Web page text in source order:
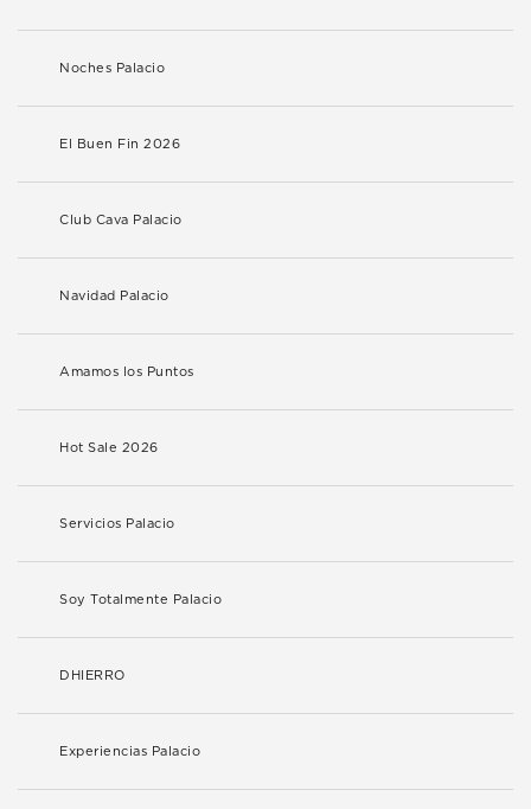
Noches Palacio
El Buen Fin 2026
Club Cava Palacio
Navidad Palacio
Amamos los Puntos
Hot Sale 2026
Servicios Palacio
Soy Totalmente Palacio
DHIERRO
Experiencias Palacio